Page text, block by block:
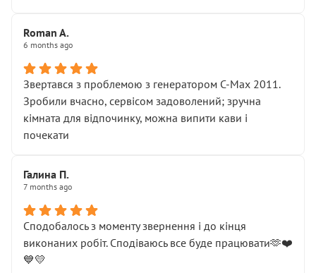
Roman A.
6 months ago
Звертався з проблемою з генератором C-Max 2011.
Зробили вчасно, сервісом задоволений; зручна
кімната для відпочинку, можна випити кави і
почекати
Галина П.
7 months ago
Сподобалось з моменту звернення і до кінця
виконаних робіт. Сподіваюсь все буде працювати🫶❤️
💙💛